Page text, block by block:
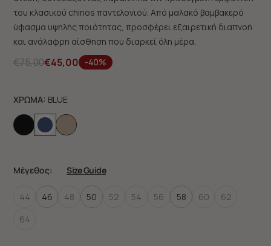
του κλασικού chinos παντελονιού. Από μαλακό βαμβακερό
ύφασμα υψηλής ποιότητας, προσφέρει εξαιρετική διαπνοή
και ανάλαφρη αίσθηση που διαρκεί όλη μέρα.
€75,00€45,00 -40%
ΧΡΩΜΑ: BLUE
Μέγεθος: Size Guide
44 46 48 50 52 54 56 58 60
62
64